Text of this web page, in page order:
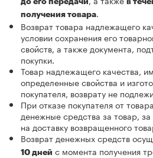
до его передачи
в
получения товара.
Возврат товара надлежащего
условии сохранения его
свойств, а также документа,
покупки.
Товар надлежащего качества,
определенные свойства и
покупателя, возврату не
При отказе покупателя от
денежные средства за товар,
на доставку возвращенного
Возврат денежных средств
10 дней с момента получения